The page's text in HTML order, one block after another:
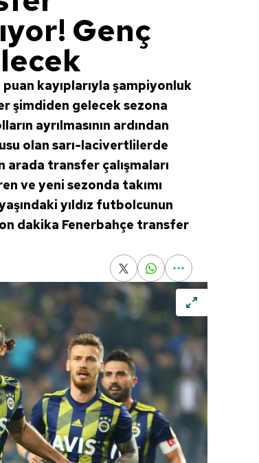
Genç
puan kayıplarıyla şampiyonluk
şimdiden gelecek sezona
ayrılmasının ardından
olan sarı-lacivertlilerde
arada transfer çalışmaları
ve yeni sezonda takımı
yıldız futbolcunun
dakika Fenerbahçe transfer